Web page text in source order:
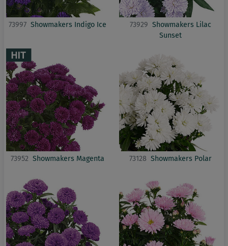
73997 Showmakers Indigo Ice 73929 Showmakers Lilac
Sunset
73952 Showmakers Magenta 73128 Showmakers Polar